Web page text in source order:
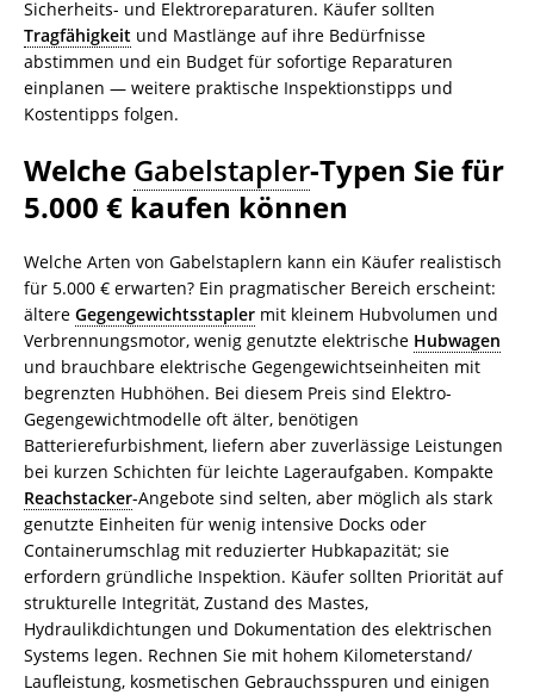
Sicherheits- und Elektroreparaturen. Käufer sollten
Tragfähigkeit und Mastlänge auf ihre Bedürfnisse
abstimmen und ein Budget für sofortige Reparaturen
einplanen — weitere praktische Inspektionstipps und
Kostentipps folgen.
Welche Gabelstapler-Typen Sie für
5.000 € kaufen können
Welche Arten von Gabelstaplern kann ein Käufer realistisch
für 5.000 € erwarten? Ein pragmatischer Bereich erscheint:
ältere Gegengewichtsstapler mit kleinem Hubvolumen und
Verbrennungsmotor, wenig genutzte elektrische Hubwagen
und brauchbare elektrische Gegengewichtseinheiten mit
begrenzten Hubhöhen. Bei diesem Preis sind Elektro-
Gegengewichtmodelle oft älter, benötigen
Batterierefurbishment, liefern aber zuverlässige Leistungen
bei kurzen Schichten für leichte Lageraufgaben. Kompakte
Reachstacker-Angebote sind selten, aber möglich als stark
genutzte Einheiten für wenig intensive Docks oder
Containerumschlag mit reduzierter Hubkapazität; sie
erfordern gründliche Inspektion. Käufer sollten Priorität auf
strukturelle Integrität, Zustand des Mastes,
Hydraulikdichtungen und Dokumentation des elektrischen
Systems legen. Rechnen Sie mit hohem Kilometerstand/
Laufleistung, kosmetischen Gebrauchsspuren und einigen